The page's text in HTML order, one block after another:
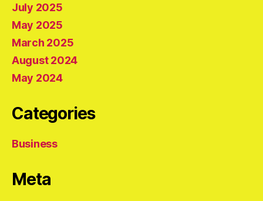
July 2025
May 2025
March 2025
August 2024
May 2024
Categories
Business
Meta